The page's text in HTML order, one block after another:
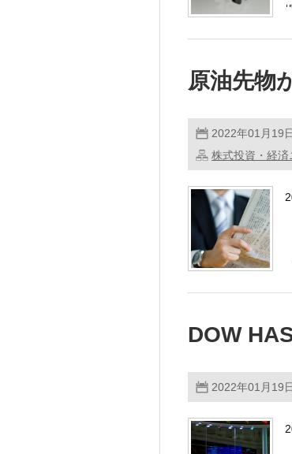
原油先物
2022年01月19日
株式投資・経
DOW
2022年01月19日